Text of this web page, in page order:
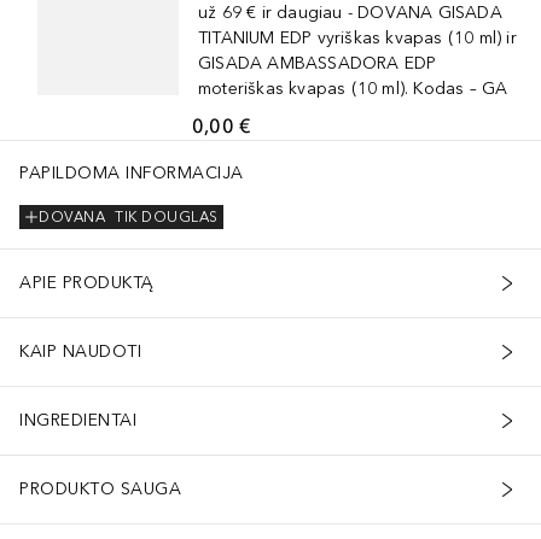
už 69 € ir daugiau - DOVANA GISADA
TITANIUM EDP vyriškas kvapas (10 ml) ir
GISADA AMBASSADORA EDP
moteriškas kvapas (10 ml). Kodas – GA
0,00 €
PAPILDOMA INFORMACIJA
TIK DOUGLAS
DOVANA
APIE PRODUKTĄ
KAIP NAUDOTI
INGREDIENTAI
PRODUKTO SAUGA